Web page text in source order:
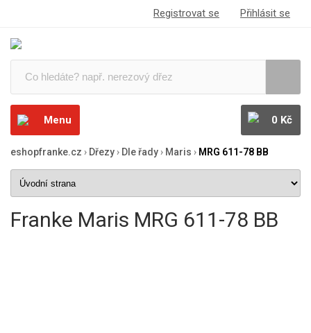
Registrovat se Přihlásit se
Menu 0 Kč
eshopfranke.cz › Dřezy› Dle řady› Maris › MRG 611-78 BB
Franke Maris MRG 611-78 BB